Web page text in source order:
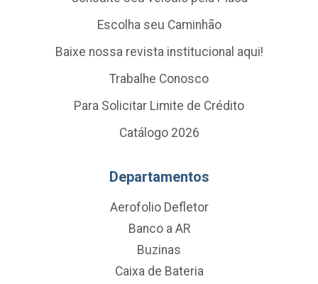
Escolha seu Caminhão
Baixe nossa revista institucional aqui!
Trabalhe Conosco
Para Solicitar Limite de Crédito
Catálogo 2026
Departamentos
Aerofolio Defletor
Banco a AR
Buzinas
Caixa de Bateria